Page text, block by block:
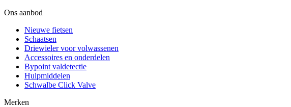
Ons aanbod
Nieuwe fietsen
Schaatsen
Driewieler voor volwassenen
Accessoires en onderdelen
Bypoint valdetectie
Hulpmiddelen
Schwalbe Click Valve
Merken